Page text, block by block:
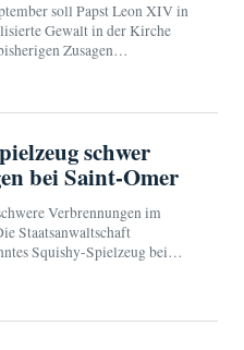
soll Papst Leon XIV in
Gewalt in der Kirche
Zusagen
schwer
bei Saint-Omer
Verbrennungen im
Staatsanwaltschaft
Squishy-Spielzeug bei